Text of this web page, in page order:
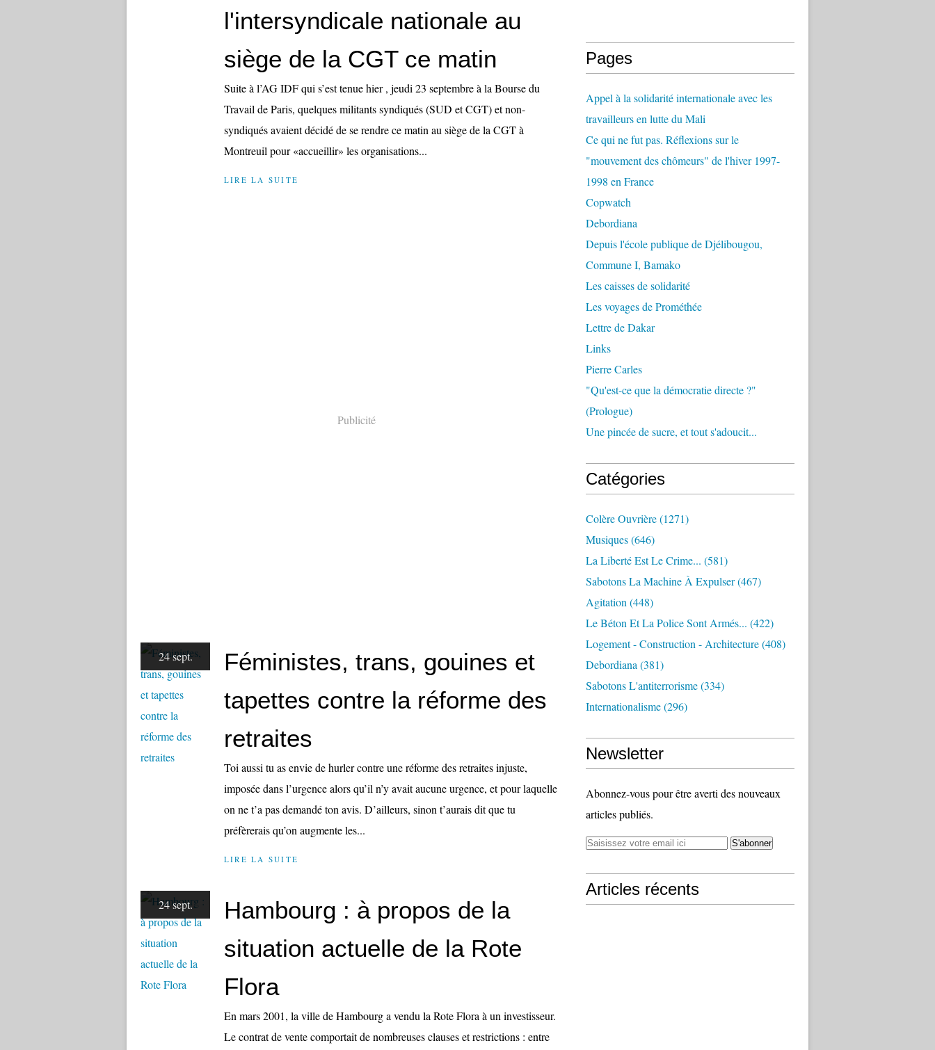
l'intersyndicale nationale au
siège de la CGT ce matin
Suite à l’AG IDF qui s’est tenue hier , jeudi 23 septembre à la Bourse du
Travail de Paris, quelques militants syndiqués (SUD et CGT) et non-
syndiqués avaient décidé de se rendre ce matin au siège de la CGT à
Montreuil pour «accueillir» les organisations...
LIRE LA SUITE
Publicité
24 sept.
Féministes, trans, gouines et
tapettes contre la réforme des
retraites
Toi aussi tu as envie de hurler contre une réforme des retraites injuste,
imposée dans l’urgence alors qu’il n’y avait aucune urgence, et pour laquelle
on ne t’a pas demandé ton avis. D’ailleurs, sinon t’aurais dit que tu
préfèrerais qu’on augmente les...
LIRE LA SUITE
24 sept.
Hambourg : à propos de la
situation actuelle de la Rote
Flora
En mars 2001, la ville de Hambourg a vendu la Rote Flora à un investisseur.
Le contrat de vente comportait de nombreuses clauses et restrictions : entre
Pages
Appel à la solidarité internationale avec les
travailleurs en lutte du Mali
Ce qui ne fut pas. Réflexions sur le
"mouvement des chômeurs" de l'hiver 1997-
1998 en France
Copwatch
Debordiana
Depuis l'école publique de Djélibougou,
Commune I, Bamako
Les caisses de solidarité
Les voyages de Prométhée
Lettre de Dakar
Links
Pierre Carles
"Qu'est-ce que la démocratie directe ?"
(Prologue)
Une pincée de sucre, et tout s'adoucit...
Catégories
Colère Ouvrière(1271)
Musiques(646)
La Liberté Est Le Crime... (581)
Sabotons La Machine À Expulser(467)
Agitation (448)
Le Béton Et La Police Sont Armés... (422)
Logement - Construction - Architecture(408)
Debordiana (381)
Sabotons L'antiterrorisme(334)
Internationalisme(296)
Newsletter
Abonnez-vous pour être averti des nouveaux
articles publiés.
Articles récents